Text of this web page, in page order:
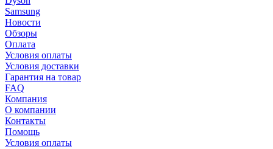
Samsung
Новости
Обзоры
Оплата
Условия оплаты
Условия доставки
Гарантия на товар
FAQ
Компания
О компании
Контакты
Помощь
Условия оплаты